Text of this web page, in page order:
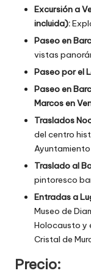
Excursión a
incluida):
Paseo en
vistas
Paseo por el
Paseo en
Marcos en
Traslados
del centro
Traslado al
pintoresco
Entradas a
Museo de
Holocausto y
Cristal de
Precio: